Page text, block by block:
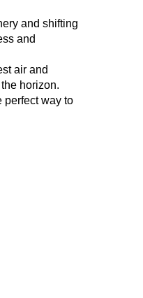
and shifting
and
air and
horizon.
perfect way to